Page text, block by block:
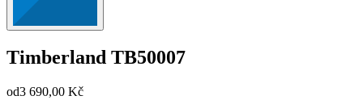
Timberland TB50007
od3 690,00 Kč